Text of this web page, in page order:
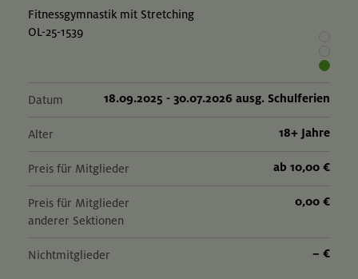
Fitnessgymnastik mit Stretching
OL-25-1539
Datum 18.09.2025 - 30.07.2026 ausg. Schulferien
Alter 18+ Jahre
Preis für Mitglieder ab 10,00 €
Preis für Mitglieder
anderer Sektionen
0,00 €
Nichtmitglieder – €